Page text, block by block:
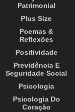
Patrimonial
Plus Size
Poemas &
Reflexões
Positividade
Previdência E
Seguridade Social
Psicologia
Psicologia Do
Coração